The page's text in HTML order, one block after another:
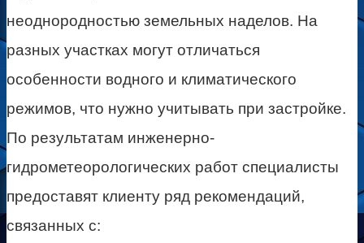
неоднородностью земельных наделов. На
разных участках могут отличаться
особенности водного и климатического
режимов, что нужно учитывать при застройке.
По результатам инженерно-
гидрометеорологических работ специалисты
предоставят клиенту ряд рекомендаций,
связанных с: